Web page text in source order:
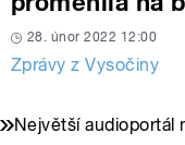
28. únor 2022 12:00
Zprávy z Vysočiny
Největší audioportál